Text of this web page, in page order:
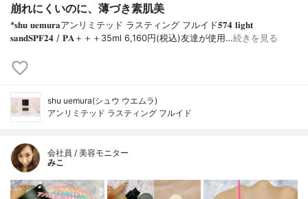
崩れにくいのに、薄づき素肌美
*𝐬𝐡𝐮 𝐮𝐞𝐦𝐮𝐫𝐚アンリミテッド ラスティング フルイド𝟓𝟕𝟒 𝐥𝐢𝐠𝐡𝐭
𝐬𝐚𝐧𝐝𝐒𝐏𝐅𝟐𝟒 / 𝐏𝐀＋＋＋⁡35ml 6,160円(税込)⁡友達が使用…続きを見る
shu uemura(シュウ ウエムラ)
アンリミテッド ラスティング フルイド
会社員 / 美容モニター
みこ